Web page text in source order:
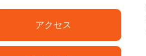
アクセス